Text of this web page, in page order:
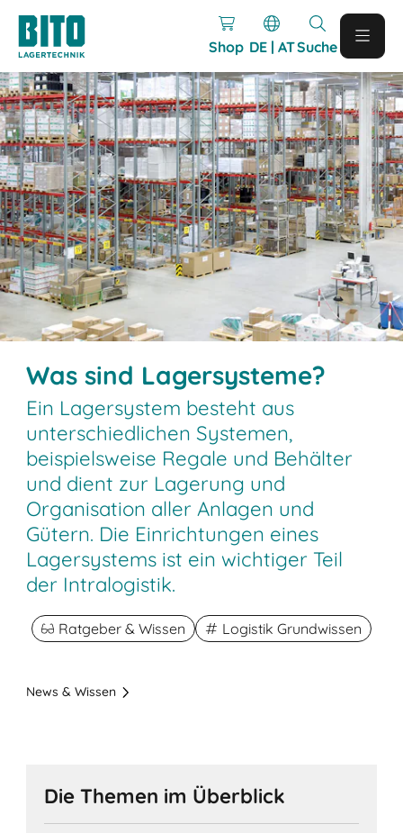
Shop DE | ATSuche
Was sind Lagersysteme?
Ein Lagersystem besteht aus
unterschiedlichen Systemen,
beispielsweise Regale und Behälter
und dient zur Lagerung und
Organisation aller Anlagen und
Gütern. Die Einrichtungen eines
Lagersystems ist ein wichtiger Teil
der Intralogistik.
Ratgeber & Wissen Logistik Grundwissen
News & Wissen
Die Themen im Überblick